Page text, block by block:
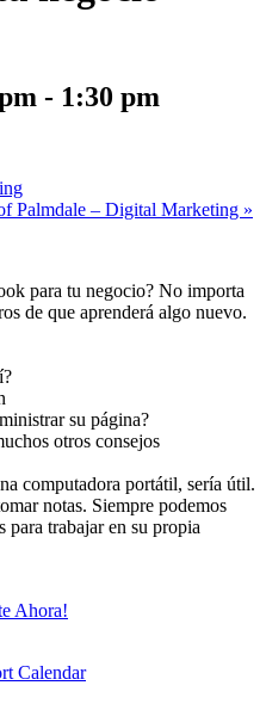
- 1:30 pm
Palmdale – Digital Marketing »
para tu negocio? No importa
de que aprenderá algo nuevo.
su página?
otros consejos
computadora portátil, sería útil.
notas. Siempre podemos
para trabajar en su propia
Ahora!
Calendar